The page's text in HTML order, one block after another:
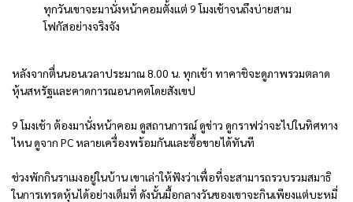
ทุกวันเขาจะมานั่งหน้าคอมตั้งแต่ 9 โมงเช้าจนถึงบ่ายสาม
โฟกัสอย่างจริงจัง
หลังจากตื่นนอนเวลาประมาณ 8.00 น. ทุกเช้า ทาคาชิจะดูภาพรวมตลาด
หุ้นสหรัฐและคาดการณอนาคตโดยสังเขป
9 โมงเช้า ต้องมานั่งหน้าคอม ดูสถานการณ์ ดูข่าว ดูกราฟว่าจะไปในทิศทาง
ไหน ดูจาก PC หลายเครื่องพร้อมกันและซื้อขายได้ทันที
ช่วงพักกินราเมงอยู่ในบ้าน เขาเล่าให้ฟังว่าเพื่อที่จะสามารถรวบรวมสมาธิ
ในการเทรดหุ้นได้อย่างเต็มที่ ดังนั้นมื้อกลางวันของเขาจะกินเพียงแต่บะหมี่